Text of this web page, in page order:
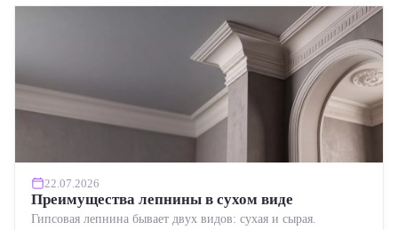
22.07.2026
Преимущества лепнины в сухом виде
Гипсовая лепнина бывает двух видов: сухая и сырая.